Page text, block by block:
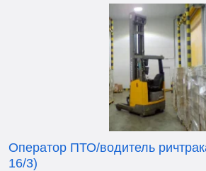
Оператор ПТО/водитель
16/3)